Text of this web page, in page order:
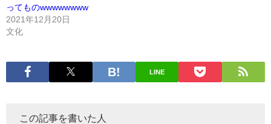
ってものwwwwwwww
2021年12月20日
文化
LINE
この記事を書いた人